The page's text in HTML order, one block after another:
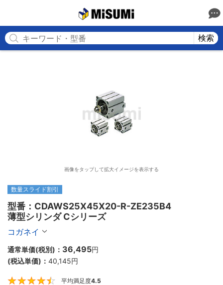
検索
画像をタップして拡大イメージを表示する
数量スライド割引
型番：CDAWS25X45X20-R-ZE235B4
薄型シリンダ Cシリーズ
コガネイ
通常単価(税別)： 36,495円
(税込単価)： 40,145円
平均満足度4.5